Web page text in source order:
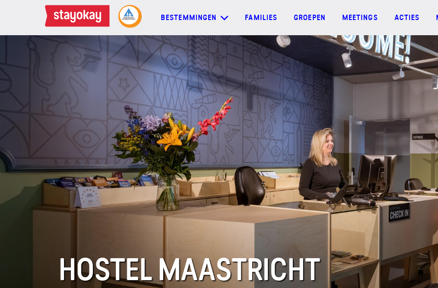
BESTEMMINGEN FAMILIES GROEPEN MEETINGS ACTIES
BESTEMMINGEN
MEETINGS
ACTIES
MEER
FAQ
HOSTEL MAASTRICHT